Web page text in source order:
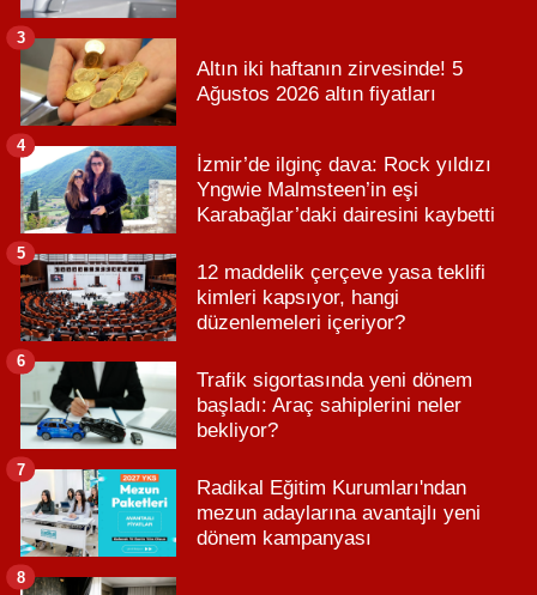
Altın iki haftanın zirvesinde! 5
Ağustos 2026 altın fiyatları
3
İzmir’de ilginç dava: Rock yıldızı
Yngwie Malmsteen’in eşi
Karabağlar’daki dairesini kaybetti
4
12 maddelik çerçeve yasa teklifi
kimleri kapsıyor, hangi
düzenlemeleri içeriyor?
5
Trafik sigortasında yeni dönem
başladı: Araç sahiplerini neler
bekliyor?
6
Radikal Eğitim Kurumları'ndan
mezun adaylarına avantajlı yeni
dönem kampanyası
7
8